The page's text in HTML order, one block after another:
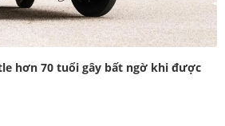
hơn 70 tuổi gây bất ngờ khi được